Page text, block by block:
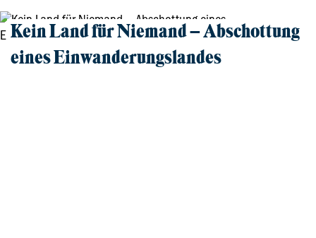
Kein Land für Niemand – Abschottung
eines Einwanderungslandes